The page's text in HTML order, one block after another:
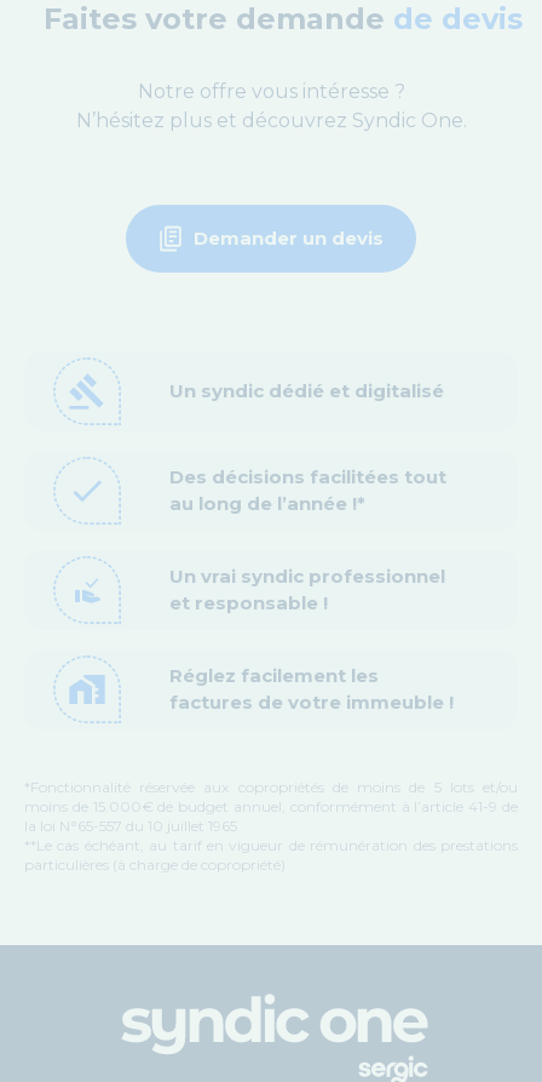
Faites votre demande de devis
Notre offre vous intéresse ?
N’hésitez plus et découvrez Syndic One.
Demander un devis
gavel Un syndic dédié et digitalisé
check
Des décisions facilitées tout
au long de l’année !*
approval_delegation
Un vrai syndic professionnel
et responsable !
home_work
Réglez facilement les
factures de votre immeuble !
*Fonctionnalité réservée aux copropriétés de moins de 5 lots et/ou
moins de 15.000€ de budget annuel, conformément à l’article 41-9 de
la loi N°65-557 du 10 juillet 1965
**Le cas échéant, au tarif en vigueur de rémunération des prestations
particulières (à charge de copropriété)